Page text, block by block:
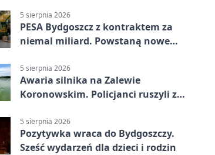
5 sierpnia 2026
PESA Bydgoszcz z kontraktem za
niemal miliard. Powstaną nowe
5 sierpnia 2026
Awaria silnika na Zalewie
Koronowskim. Policjanci ruszyli z
5 sierpnia 2026
Pozytywka wraca do Bydgoszczy.
Sześć wydarzeń dla dzieci i rodzin